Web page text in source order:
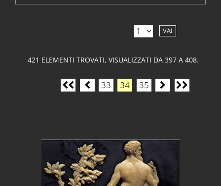
VAI
421 ELEMENTI TROVATI, VISUALIZZATI DA 397 A 408.
33 34 35